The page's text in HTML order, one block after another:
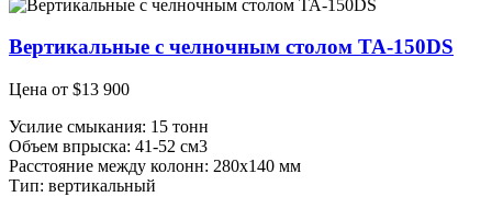
Вертикальные с челночным столом TA-150DS
Цена от $13 900
Усилие смыкания: 15 тонн
Объем впрыска: 41-52 см3
Расстояние между колонн: 280х140 мм
Тип: вертикальный